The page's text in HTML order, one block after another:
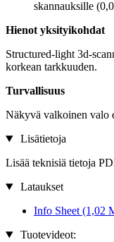
skannauksille
Hienot yksityikohdat
Structured-light 3d-
korkean tarkkuuden.
Turvallisuus
Näkyvä valkoinen valo
Lisätietoja
Lisää teknisiä tietoja
Lataukset
Info Sheet (1,02
Tuotevideot: